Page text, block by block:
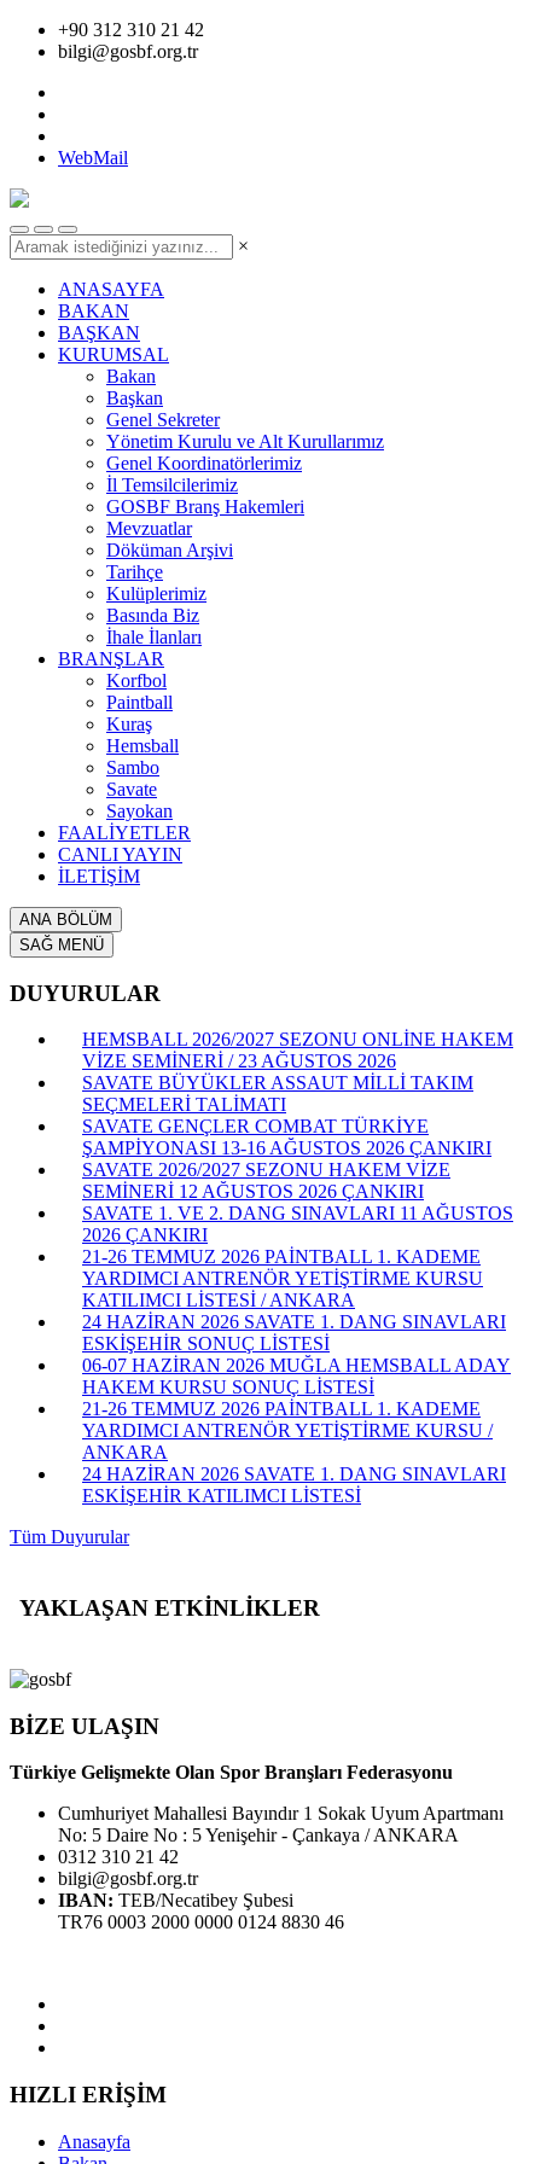
+90 312 310 21 42
bilgi@gosbf.org.tr
WebMail
×
ANASAYFA
BAKAN
BAŞKAN
KURUMSAL
Bakan
Başkan
Genel Sekreter
Yönetim Kurulu ve Alt Kurullarımız
Genel Koordinatörlerimiz
İl Temsilcilerimiz
GOSBF Branş Hakemleri
Mevzuatlar
Döküman Arşivi
Tarihçe
Kulüplerimiz
Basında Biz
İhale İlanları
BRANŞLAR
Korfbol
Paintball
Kuraş
Hemsball
Sambo
Savate
Sayokan
FAALİYETLER
CANLI YAYIN
İLETİŞİM
ANA BÖLÜM
SAĞ MENÜ
DUYURULAR
HEMSBALL 2026/2027 SEZONU ONLİNE HAKEM
VİZE SEMİNERİ / 23 AĞUSTOS 2026
SAVATE BÜYÜKLER ASSAUT MİLLİ TAKIM
SEÇMELERİ TALİMATI
SAVATE GENÇLER COMBAT TÜRKİYE
ŞAMPİYONASI 13-16 AĞUSTOS 2026 ÇANKIRI
SAVATE 2026/2027 SEZONU HAKEM VİZE
SEMİNERİ 12 AĞUSTOS 2026 ÇANKIRI
SAVATE 1. VE 2. DANG SINAVLARI 11 AĞUSTOS
2026 ÇANKIRI
21-26 TEMMUZ 2026 PAİNTBALL 1. KADEME
YARDIMCI ANTRENÖR YETİŞTİRME KURSU
KATILIMCI LİSTESİ / ANKARA
24 HAZİRAN 2026 SAVATE 1. DANG SINAVLARI
ESKİŞEHİR SONUÇ LİSTESİ
06-07 HAZİRAN 2026 MUĞLA HEMSBALL ADAY
HAKEM KURSU SONUÇ LİSTESİ
21-26 TEMMUZ 2026 PAİNTBALL 1. KADEME
YARDIMCI ANTRENÖR YETİŞTİRME KURSU /
ANKARA
24 HAZİRAN 2026 SAVATE 1. DANG SINAVLARI
ESKİŞEHİR KATILIMCI LİSTESİ
Tüm Duyurular
YAKLAŞAN ETKİNLİKLER
BİZE ULAŞIN
Türkiye Gelişmekte Olan Spor Branşları Federasyonu
Cumhuriyet Mahallesi Bayındır 1 Sokak Uyum Apartmanı
No: 5 Daire No : 5 Yenişehir - Çankaya / ANKARA
0312 310 21 42
bilgi@gosbf.org.tr
IBAN: TEB/Necatibey Şubesi
TR76 0003 2000 0000 0124 8830 46
HIZLI ERİŞİM
Anasayfa